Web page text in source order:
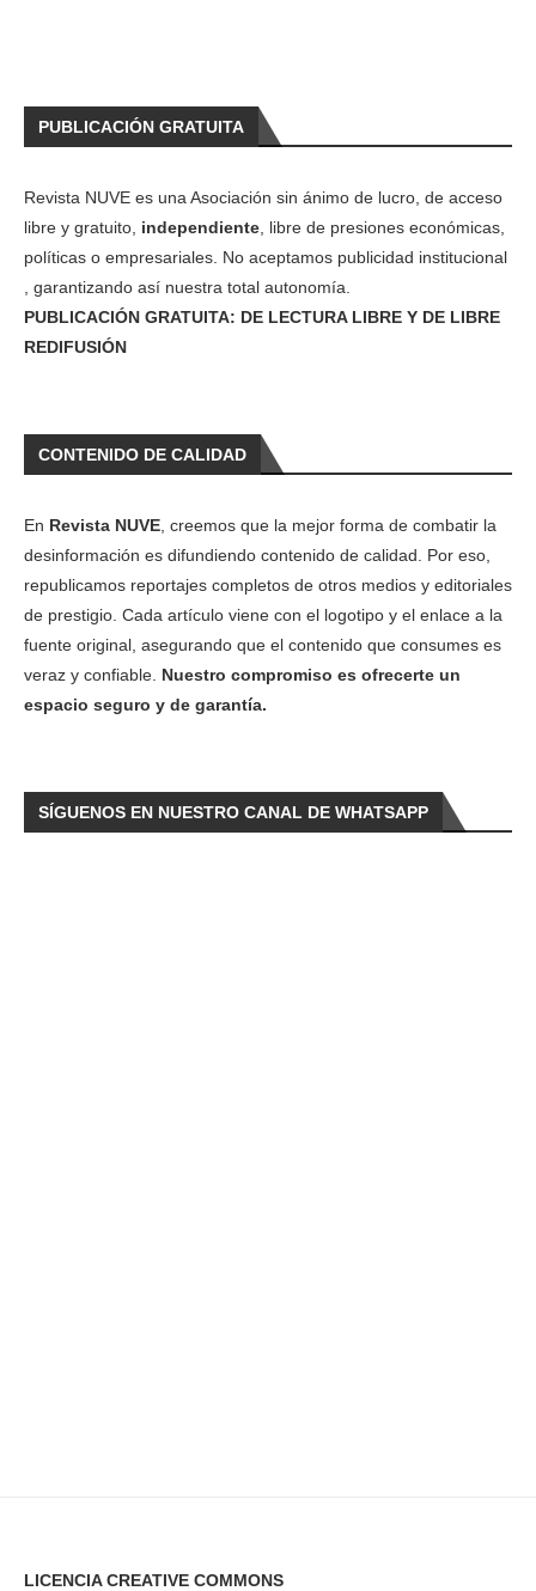
PUBLICACIÓN GRATUITA
Revista NUVE es una Asociación sin ánimo de lucro, de acceso
libre y gratuito, independiente , libre de presiones económicas,
políticas o empresariales. No aceptamos publicidad institucional
, garantizando así nuestra total autonomía.
PUBLICACIÓN GRATUITA: DE LECTURA LIBRE Y DE LIBRE
REDIFUSIÓN
CONTENIDO DE CALIDAD
En Revista NUVE , creemos que la mejor forma de combatir la
desinformación es difundiendo contenido de calidad. Por eso,
republicamos reportajes completos de otros medios y editoriales
de prestigio. Cada artículo viene con el logotipo y el enlace a la
fuente original, asegurando que el contenido que consumes es
veraz y confiable. Nuestro compromiso es ofrecerte un
espacio seguro y de garantía.
SÍGUENOS EN NUESTRO CANAL DE WHATSAPP
LICENCIA CREATIVE COMMONS